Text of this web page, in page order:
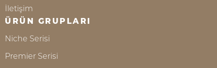
İletişim
ÜRÜN GRUPLARI
Niche Serisi
Premier Serisi